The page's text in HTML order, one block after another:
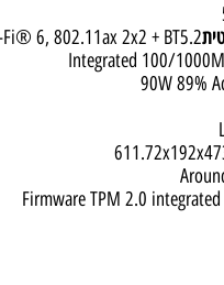
6, 802.11ax 2x2 + BT5.2
Integrated 100/1000M
90W 89%
Firmware TPM 2.0 integrated